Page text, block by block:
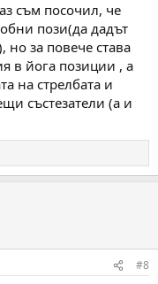
съм посочил, че
пози(да дадът
но за повече става
в йога позиции , а
на стрелбата и
състезатели (а и
#8